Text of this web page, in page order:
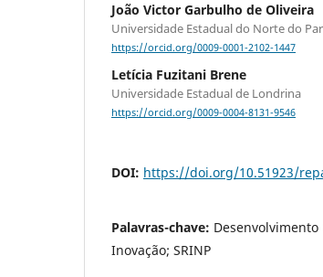
João Victor Garbulho de Oliveira
Universidade Estadual do Norte do
https://orcid.org/0009-0001-2102-1447
Letícia Fuzitani Brene
Universidade Estadual de Londrina
https://orcid.org/0009-0004-8131-9546
DOI: https://doi.org/10.51923/
Palavras-chave:
Inovação; SRINP